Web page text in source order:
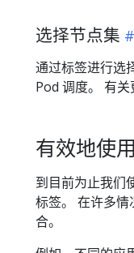
选择节点集
通过标签进行选
Pod 调度。 有
有效地使
到目前为止我们
标签。 在许多
合。